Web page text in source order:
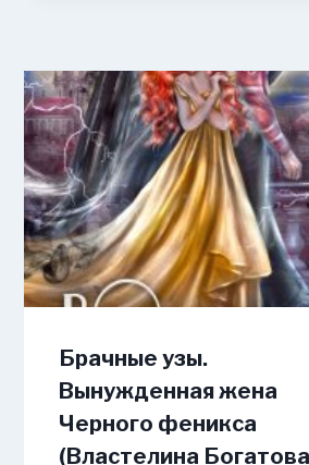
Брачные узы.
Вынужденная жена
Черного феникса
(Властелина